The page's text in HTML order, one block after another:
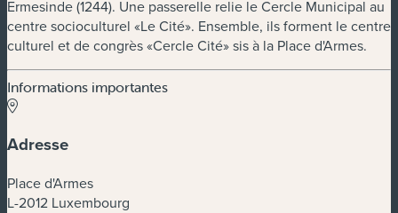
Ermesinde (1244). Une passerelle relie le Cercle Municipal au
centre socioculturel «Le Cité». Ensemble, ils forment le centre
culturel et de congrès «Cercle Cité» sis à la Place d'Armes.
Informations importantes
Adresse
Place d'Armes
L-2012 Luxembourg